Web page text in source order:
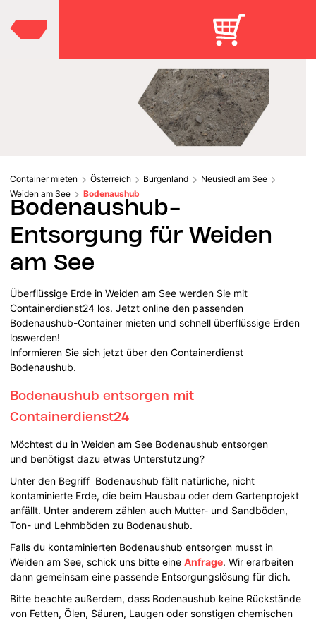
Container mieten Österreich Burgenland
Neusiedl am See
Weiden am See
Bodenaushub
Bodenaushub-
Entsorgung für Weiden
am See
Überflüssige Erde in Weiden am See werden Sie mit
Containerdienst24 los. Jetzt online den passenden
Bodenaushub-Container mieten und schnell überflüssige Erden
loswerden!
Informieren Sie sich jetzt über den Containerdienst
Bodenaushub.
Bodenaushub entsorgen mit
Containerdienst24
Möchtest du in Weiden am See Bodenaushub entsorgen
und benötigst dazu etwas Unterstützung?
Unter den Begriff Bodenaushub fällt natürliche, nicht
kontaminierte Erde, die beim Hausbau oder dem Gartenprojekt
anfällt. Unter anderem zählen auch Mutter- und Sandböden,
Ton- und Lehmböden zu Bodenaushub.
Falls du kontaminierten Bodenaushub entsorgen musst in
Weiden am See, schick uns bitte eineAnfrage. Wir erarbeiten
dann gemeinsam eine passende Entsorgungslösung für dich.
Bitte beachte außerdem, dass Bodenaushub keine Rückstände
von Fetten, Ölen, Säuren, Laugen oder sonstigen chemischen